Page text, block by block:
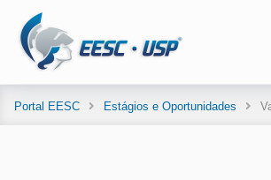
Portal EESC Estágios e Oportunidades